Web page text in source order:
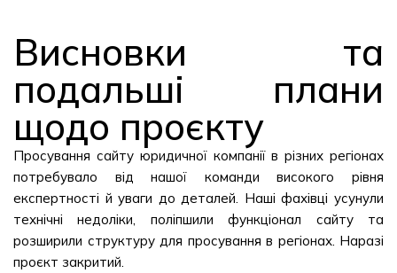
Висновки та
подальші плани
щодо проєкту
Просування сайту юридичної компанії в різних регіонах
потребувало від нашої команди високого рівня
експертності й уваги до деталей. Наші фахівці усунули
технічні недоліки, поліпшили функціонал сайту та
розширили структуру для просування в регіонах. Наразі
проєкт закритий.